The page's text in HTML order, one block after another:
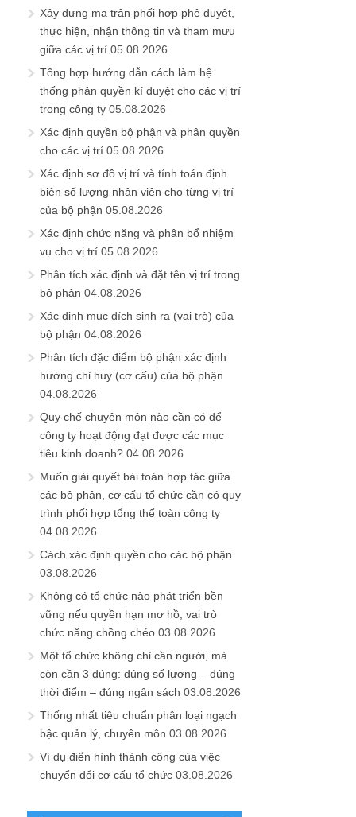
Xây dựng ma trận phối hợp phê duyệt,
thực hiện, nhận thông tin và tham mưu
giữa các vị trí 05.08.2026
Tổng hợp hướng dẫn cách làm hệ
thống phân quyền kí duyệt cho các vị trí
trong công ty 05.08.2026
Xác định quyền bộ phận và phân quyền
cho các vị trí 05.08.2026
Xác định sơ đồ vị trí và tính toán định
biên số lượng nhân viên cho từng vị trí
của bộ phận 05.08.2026
Xác định chức năng và phân bổ nhiệm
vụ cho vị trí 05.08.2026
Phân tích xác định và đặt tên vị trí trong
bộ phận 04.08.2026
Xác định mục đích sinh ra (vai trò) của
bộ phận 04.08.2026
Phân tích đặc điểm bộ phận xác định
hướng chỉ huy (cơ cấu) của bộ phận
04.08.2026
Quy chế chuyên môn nào cần có để
công ty hoạt động đạt được các mục
tiêu kinh doanh? 04.08.2026
Muốn giải quyết bài toán hợp tác giữa
các bộ phận, cơ cấu tổ chức cần có quy
trình phối hợp tổng thể toàn công ty
04.08.2026
Cách xác định quyền cho các bộ phận
03.08.2026
Không có tổ chức nào phát triển bền
vững nếu quyền hạn mơ hồ, vai trò
chức năng chồng chéo 03.08.2026
Một tổ chức không chỉ cần người, mà
còn cần 3 đúng: đúng số lượng – đúng
thời điểm – đúng ngân sách 03.08.2026
Thống nhất tiêu chuẩn phân loại ngạch
bậc quản lý, chuyên môn 03.08.2026
Ví dụ điển hình thành công của việc
chuyển đổi cơ cấu tổ chức 03.08.2026